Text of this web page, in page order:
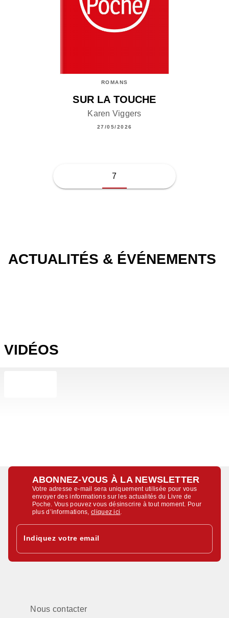
ROMANS
SUR LA TOUCHE
Karen Viggers
27/05/2026
7
ACTUALITÉS & ÉVÉNEMENTS
VIDÉOS
ABONNEZ-VOUS À LA NEWSLETTER
Votre adresse e-mail sera uniquement utilisée pour vous
envoyer des informations sur les actualités du Livre de
Poche. Vous pouvez vous désinscrire à tout moment. Pour
plus d’informations,cliquez ici
Indiquez votre email
Nous contacter